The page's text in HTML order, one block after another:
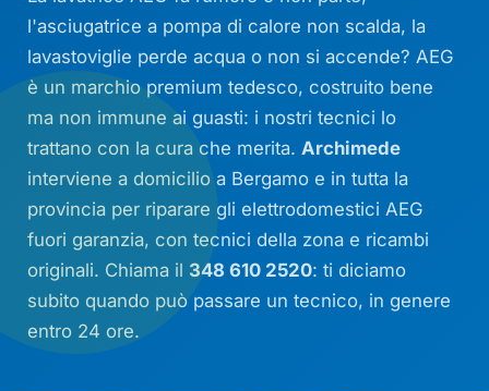
l'asciugatrice a pompa di calore non scalda, la
lavastoviglie perde acqua o non si accende? AEG
è un marchio premium tedesco, costruito bene
ma non immune ai guasti: i nostri tecnici lo
trattano con la cura che merita. Archimede
interviene a domicilio a Bergamo e in tutta la
provincia per riparare gli elettrodomestici AEG
fuori garanzia, con tecnici della zona e ricambi
originali. Chiama il 348 610 2520: ti diciamo
subito quando può passare un tecnico, in genere
entro 24 ore.